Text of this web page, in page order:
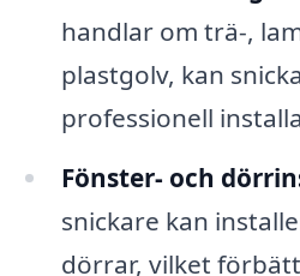
handlar om trä-,
plastgolv, kan
professionell
Fönster- och
snickare kan
dörrar, vilket